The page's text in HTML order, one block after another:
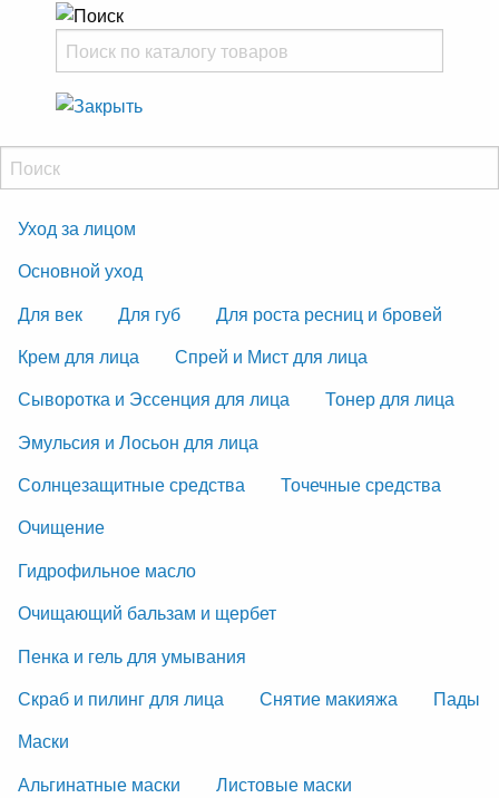
Уход за лицом
Основной уход
Для век
Для губ
Для роста ресниц и бровей
Крем для лица
Спрей и Мист для лица
Сыворотка и Эссенция для лица
Тонер для лица
Эмульсия и Лосьон для лица
Солнцезащитные средства
Точечные средства
Очищение
Гидрофильное масло
Очищающий бальзам и щербет
Пенка и гель для умывания
Скраб и пилинг для лица
Снятие макияжа
Пады
Маски
Альгинатные маски
Листовые маски